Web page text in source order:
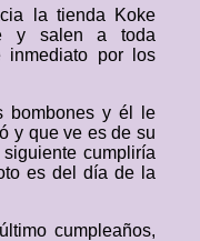
la tienda Koke
y salen a toda
inmediato por los
bombones y él le
y que ve es de su
cumpliría
es del día de la
cumpleaños,